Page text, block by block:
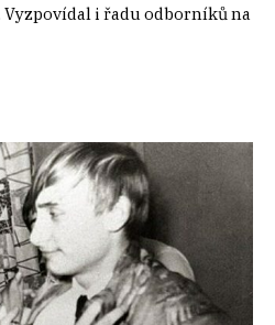
i řadu odborníků na